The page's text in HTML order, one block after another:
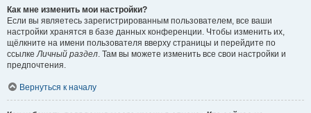
Как мне изменить мои настройки?
Если вы являетесь зарегистрированным пользователем, все ваши
настройки хранятся в базе данных конференции. Чтобы изменить их,
щёлкните на имени пользователя вверху страницы и перейдите по
ссылкеЛичный раздел. Там вы можете изменить все свои настройки и
предпочтения.
Вернуться к началу